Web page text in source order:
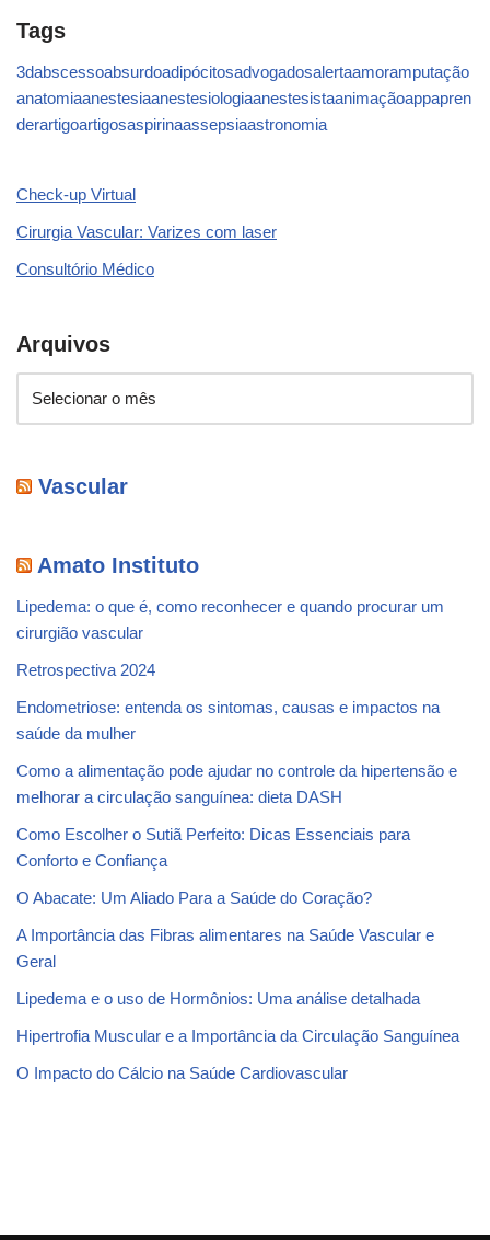
Tags
3dabscessoabsurdoadipócitosadvogadosalertaamoramputação
anatomiaanestesiaanestesiologiaanestesistaanimaçãoappapren
derartigoartigosaspirinaassepsiaastronomia
Check-up Virtual
Cirurgia Vascular: Varizes com laser
Consultório Médico
Arquivos
Vascular
Amato Instituto
Lipedema: o que é, como reconhecer e quando procurar um
cirurgião vascular
Retrospectiva 2024
Endometriose: entenda os sintomas, causas e impactos na
saúde da mulher
Como a alimentação pode ajudar no controle da hipertensão e
melhorar a circulação sanguínea: dieta DASH
Como Escolher o Sutiã Perfeito: Dicas Essenciais para
Conforto e Confiança
O Abacate: Um Aliado Para a Saúde do Coração?
A Importância das Fibras alimentares na Saúde Vascular e
Geral
Lipedema e o uso de Hormônios: Uma análise detalhada
Hipertrofia Muscular e a Importância da Circulação Sanguínea
O Impacto do Cálcio na Saúde Cardiovascular